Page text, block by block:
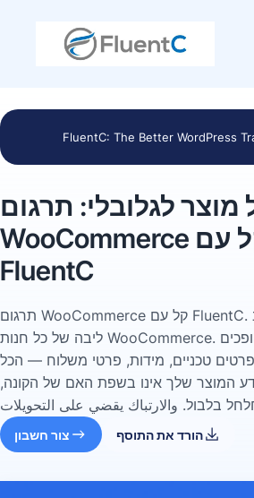
FluentC: The Better WordPress
מוצר לגלובלי: תרגום
WooCommerce הפך לקל עם
FluentC
תרגום WooCommerce קל עם FluentC. עמודי המוצר הם לב
ליבה של כל חנות WooCommerce. היכן שדפדפנים הופכים
טכניים, מידות, פרטי משלוח — הכל
המוצר שלך אינו בשפת האם של הקונה,
צור חשבון הורד את התוסף